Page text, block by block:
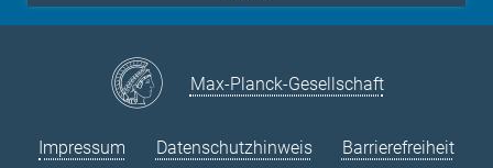
Stellenangebote
VPN-Hilfe
Max-Planck-Gesellschaft
Impressum Datenschutzhinweis Barrierefreiheit